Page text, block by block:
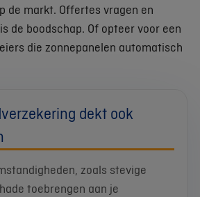
de markt. Offertes vragen en
de boodschap. Of opteer voor een
die zonnepanelen automatisch
dekt ook
zoals stevige
toebrengen aan je